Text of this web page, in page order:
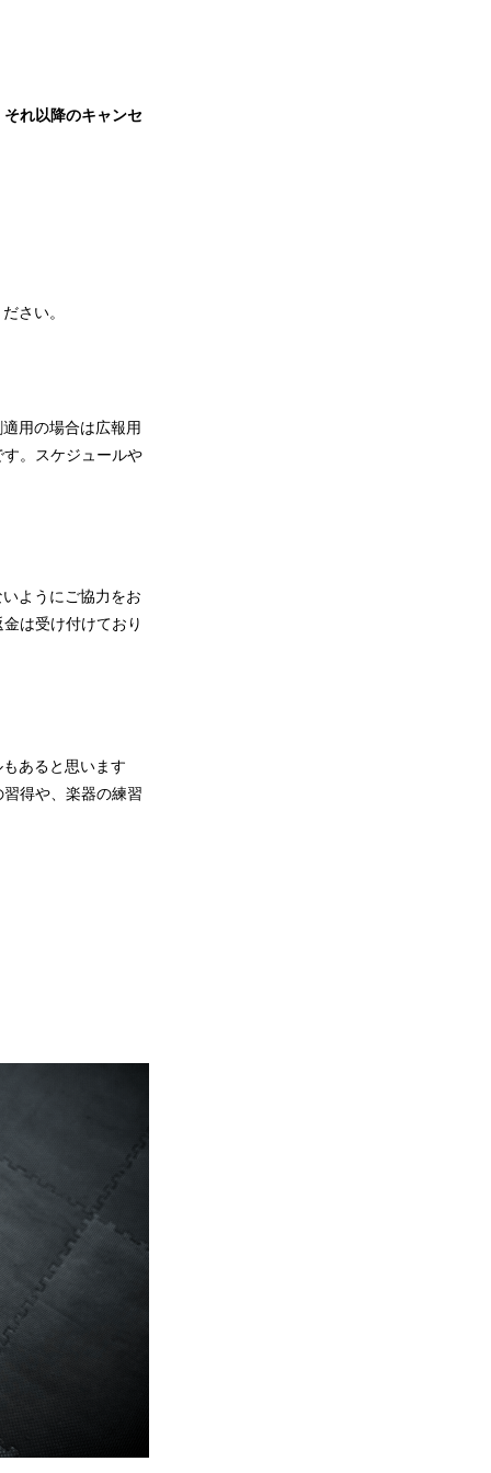
れ以降のキャンセ
さい。
用の場合は広報用
。スケジュールや
ようにご協力をお
は受け付けており
あると思います
得や、楽器の練習